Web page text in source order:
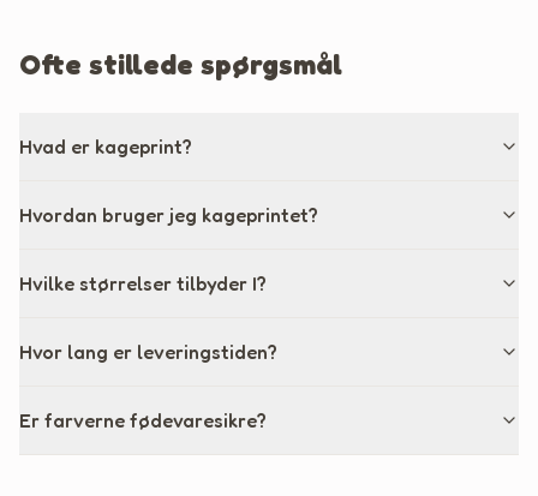
Ofte stillede spørgsmål
Hvad er kageprint?
Hvordan bruger jeg kageprintet?
Hvilke størrelser tilbyder I?
Hvor lang er leveringstiden?
Er farverne fødevaresikre?